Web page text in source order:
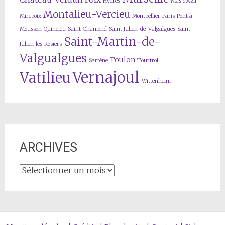
AD Isère, 9NUM/AC526/3, p.81, année 1869,
acte n°9
Mirepoix Montalieu-Vercieu Montpellier Paris Pont-à-
Mousson Quincieu Saint-Chamond Saint-Julien-de-Valgalgues Saint-
Julien-les-Rosiers Saint-Martin-de-
Valgualgues Sartène Toulon Tourtrol
VatilieuVernajoul Wittenheim
ARCHIVES
ARCHIVES